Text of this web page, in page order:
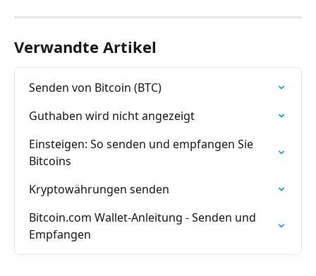
Verwandte Artikel
Senden von Bitcoin (BTC)
Guthaben wird nicht angezeigt
Einsteigen: So senden und empfangen Sie
Bitcoins
Kryptowährungen senden
Bitcoin.com Wallet-Anleitung - Senden und
Empfangen